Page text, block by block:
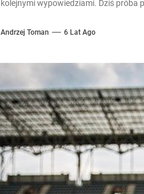
kolejnymi wypowiedziami. Dziś próba
Andrzej Toman 6 Lat Ago